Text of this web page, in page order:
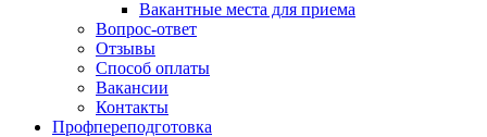
Вакантные места для приема
Вопрос-ответ
Отзывы
Способ оплаты
Вакансии
Контакты
Профпереподготовка